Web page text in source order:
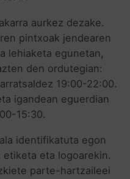
aurkez dezake.
pintxoak jendearen
lehiaketa egunetan,
den ordutegian:
19:00-22:00.
igandean eguerdian
15:30.
identifikatuta egon
eta logoarekin.
parte-hartzaileei